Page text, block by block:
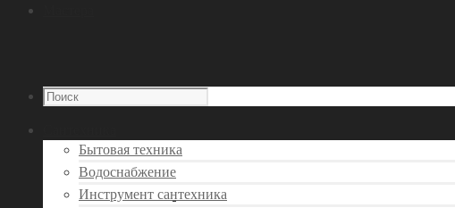
Бытовая техника
Водоснабжение
Инструмент сантехника